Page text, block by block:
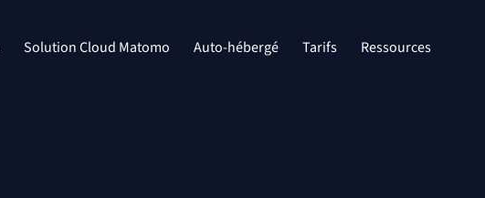
Solution Cloud Matomo Auto-hébergé Tarifs Ressources